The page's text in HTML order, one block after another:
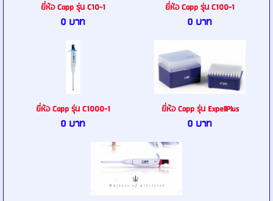
ยี่ห้อ Capp รุ่น C10-1
0 บาท
ยี่ห้อ Capp รุ่น C100-1
0 บาท
ยี่ห้อ Capp รุ่น C1000-1
0 บาท
ยี่ห้อ Capp รุ่น ExpellPlus
0 บาท